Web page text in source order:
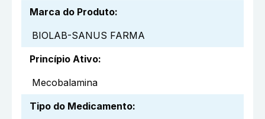
Marca do Produto:
BIOLAB-SANUS FARMA
Princípio Ativo:
Mecobalamina
Tipo do Medicamento: